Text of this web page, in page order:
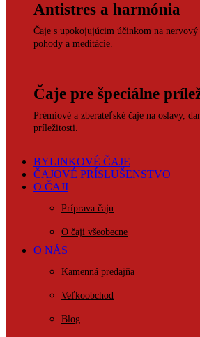
Antistres a harmónia
Čaje s upokojujúcim účinkom na
pohody a meditácie.
Čaje pre špeciálne
Prémiové a zberateľské čaje na oslavy,
príležitosti.
BYLINKOVÉ ČAJE
ČAJOVÉ PRÍSLUŠENSTVO
O ČAJI
Príprava čaju
O čaji všeobecne
O NÁS
Kamenná predajňa
Veľkoobchod
Blog